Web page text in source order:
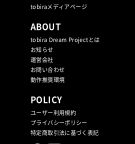
tobiraメディアページ
ABOUT
tobira Dream Projectとは
お知らせ
運営会社
お問い合わせ
動作推奨環境
POLICY
ユーザー利用規約
プライバシーポリシー
特定商取引法に基づく表記